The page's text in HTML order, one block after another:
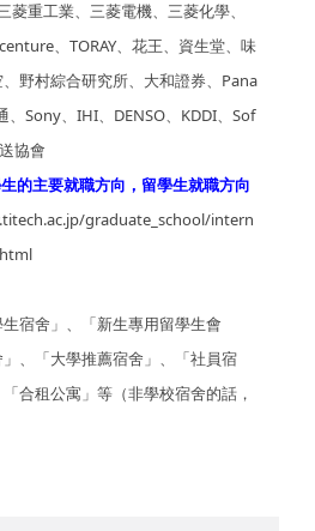
菱重工業、三菱電機、三菱化學、
、TORAY、花王、資生堂、味
野村綜合研究所、大和證券、Pana
、Sony、IHI、DENSO、KDDI、Sof
協會
的主要就職方向，留學生就職方向
graduate_school/intern
宿舍」、「新生專用留學生會
、「大學推薦宿舍」、「社員宿
合租公寓」等（非學校宿舍的話，